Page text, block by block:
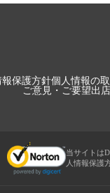
保護方針個人情報の
ご意見・ご要望出
当サイトは
人情報保護